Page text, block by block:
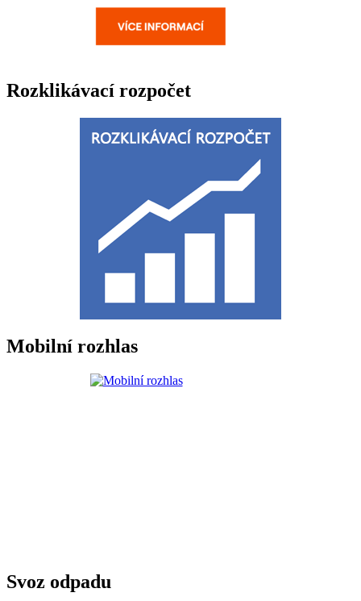
Rozklikávací rozpočet
Mobilní rozhlas
Svoz odpadu